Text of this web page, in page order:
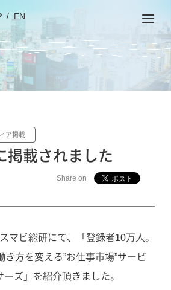
EN
ア掲載
掲載されました
Share on
マビ総研にて、「登録者10万人。
方を変える”お仕事市場”サービ
ズ」を紹介頂きました。